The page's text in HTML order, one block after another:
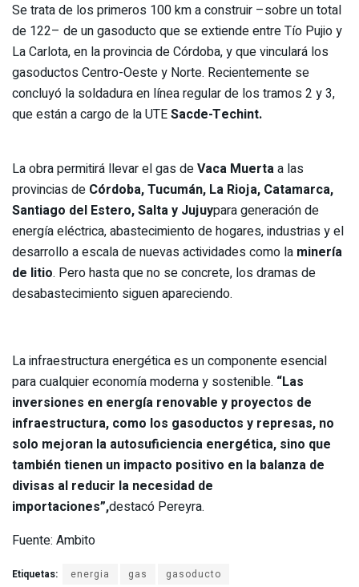
Se trata de los primeros 100 km a construir –sobre un total
de 122– de un gasoducto que se extiende entre Tío Pujio y
La Carlota, en la provincia de Córdoba, y que vinculará los
gasoductos Centro-Oeste y Norte. Recientemente se
concluyó la soldadura en línea regular de los tramos 2 y 3,
que están a cargo de la UTESacde-Techint.
La obra permitirá llevar el gas deVaca Muertaa las
provincias de Córdoba, Tucumán, La Rioja, Catamarca,
Santiago del Estero, Salta y Jujuypara generación de
energía eléctrica, abastecimiento de hogares, industrias y el
desarrollo a escala de nuevas actividades como la minería
de litio. Pero hasta que no se concrete, los dramas de
desabastecimiento siguen apareciendo.
La infraestructura energética es un componente esencial
para cualquier economía moderna y sostenible. “Las
inversiones en energía renovable y proyectos de
infraestructura, como los gasoductos y represas, no
solo mejoran la autosuficiencia energética, sino que
también tienen un impacto positivo en la balanza de
divisas al reducir la necesidad de
importaciones”,destacó Pereyra.
Fuente: Ambito
Etiquetas: energia gas gasoducto